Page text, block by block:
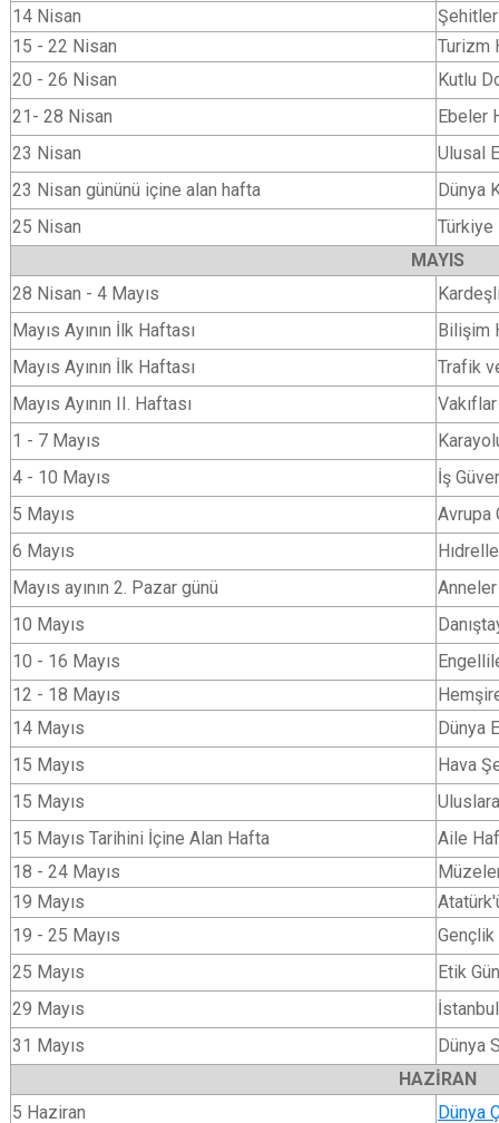
14 Nisan
15 - 22 Nisan
Turizm
20 - 26 Nisan
Kutlu
21- 28 Nisan
Ebeler
23 Nisan
Ulusal
23 Nisan gününü içine alan hafta
Dünya
25 Nisan
Türkiye
MAYIS
28 Nisan - 4 Mayıs
Mayıs Ayının İlk Haftası
Bilişim
Mayıs Ayının İlk Haftası
Trafik
Mayıs Ayının II. Haftası
1 - 7 Mayıs
4 - 10 Mayıs
İş
5 Mayıs
Avrupa
6 Mayıs
Mayıs ayının 2. Pazar günü
Anneler
10 Mayıs
10 - 16 Mayıs
12 - 18 Mayıs
14 Mayıs
Dünya
15 Mayıs
Hava
15 Mayıs
15 Mayıs Tarihini İçine Alan Hafta
Aile
18 - 24 Mayıs
19 Mayıs
19 - 25 Mayıs
Gençlik
25 Mayıs
Etik
29 Mayıs
31 Mayıs
Dünya
HAZİRAN
5 Haziran
Dünya